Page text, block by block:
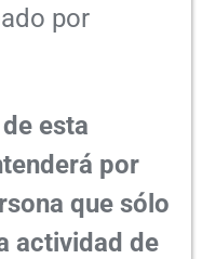
por
esta
por
que sólo
actividad de